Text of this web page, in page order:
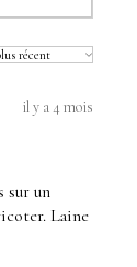
il y a 4 mois
sur un
Laine